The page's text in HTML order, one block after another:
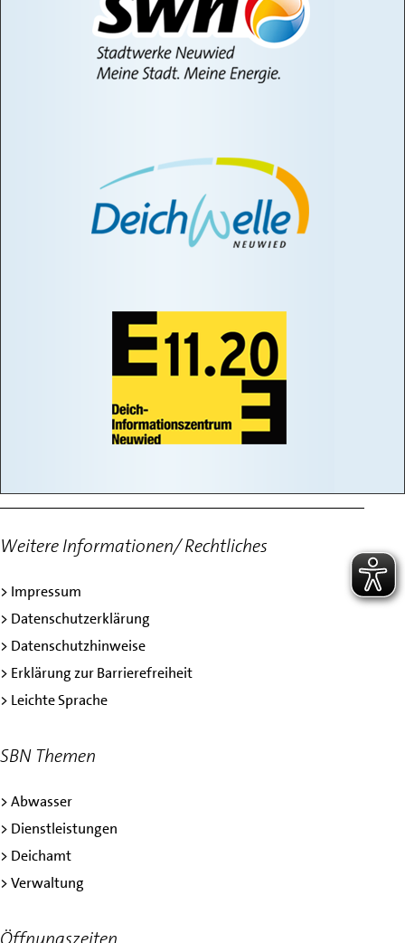
Weitere Informationen/ Rechtliches
> Impressum
> Datenschutzerklärung
> Datenschutzhinweise
> Erklärung zur Barrierefreiheit
> Leichte Sprache
SBN Themen
> Abwasser
> Dienstleistungen
> Deichamt
> Verwaltung